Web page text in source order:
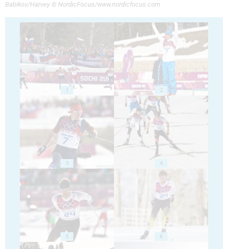
Babikov/Harvey © NordicFocus/www.nordicfocus.com
1 2
3 4
5 6